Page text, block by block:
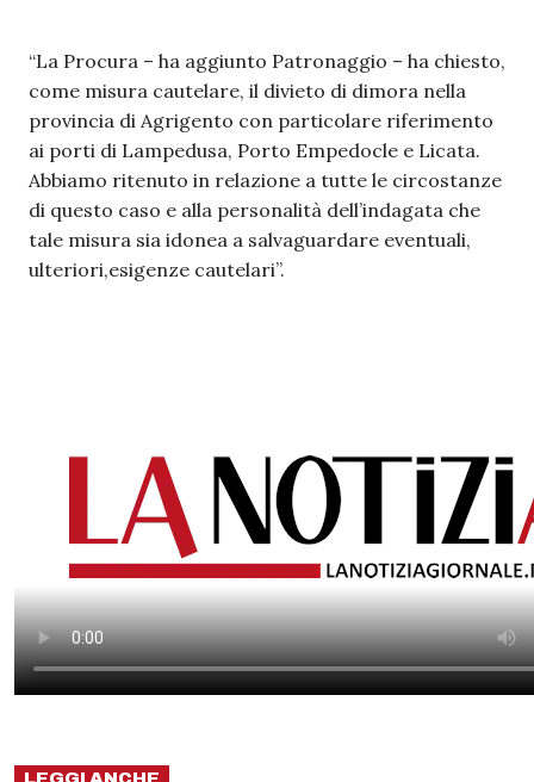
“La Procura – ha aggiunto Patronaggio – ha chiesto,
come misura cautelare, il divieto di dimora nella
provincia di Agrigento con particolare riferimento
ai porti di Lampedusa, Porto Empedocle e Licata.
Abbiamo ritenuto in relazione a tutte le circostanze
di questo caso e alla personalità dell’indagata che
tale misura sia idonea a salvaguardare eventuali,
ulteriori,esigenze cautelari”.